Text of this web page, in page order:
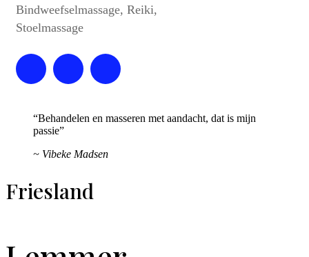
Bindweefselmassage, Reiki,
Stoelmassage
“Behandelen en masseren met aandacht, dat is mijn
passie”
~ Vibeke Madsen
Friesland